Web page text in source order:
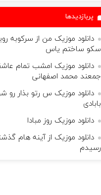
پربازدیدها
دانلود موزیک من از سرکوبه
سکو ساختم یاس
دانلود موزیک امشب تمام
جمعند محمد اصفهانی
دانلود موزیک س رتو بذار رو
بابادی
دانلود موزیک روز مبادا
دانلود موزیک از آینه هام
رسیدم